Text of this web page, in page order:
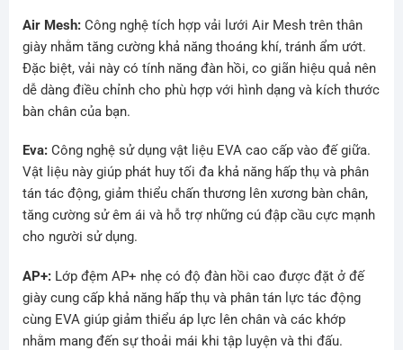
Air Mesh:Công nghệ tích hợp vải lưới Air Mesh trên thân
giày nhằm tăng cường khả năng thoáng khí, tránh ẩm ướt.
Đặc biệt, vải này có tính năng đàn hồi, co giãn hiệu quả nên
dễ dàng điều chỉnh cho phù hợp với hình dạng và kích thước
bàn chân của bạn.
Eva:Công nghệ sử dụng vật liệu EVA cao cấp vào đế giữa.
Vật liệu này giúp phát huy tối đa khả năng hấp thụ và phân
tán tác động, giảm thiểu chấn thương lên xương bàn chân,
tăng cường sử êm ái và hỗ trợ những cú đập cầu cực mạnh
cho người sử dụng.
AP+:Lớp đệm AP+ nhẹ có độ đàn hồi cao được đặt ở đế
giày cung cấp khả năng hấp thụ và phân tán lực tác động
cùng EVA giúp giảm thiểu áp lực lên chân và các khớp
nhằm mang đến sự thoải mái khi tập luyện và thi đấu.